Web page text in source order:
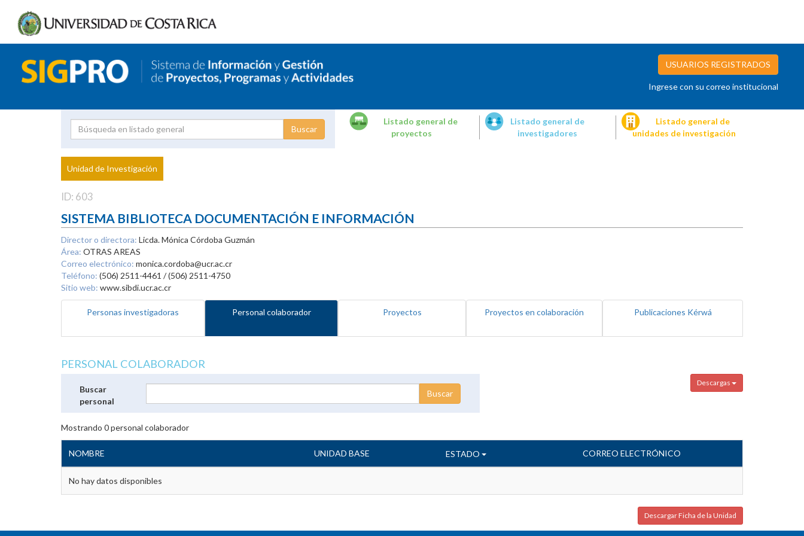
USUARIOS REGISTRADOS
Ingrese con su correo institucional
Proyecto
Investigador
Listado general de
proyectos
Listado general de
investigadores
Listado general de
unidades de investigación
Unidad de Investigación
ID: 603
SISTEMA BIBLIOTECA DOCUMENTACIÓN E INFORMACIÓN
Director o directora: Licda. Mónica Córdoba Guzmán
Área: OTRAS AREAS
Correo electrónico: monica.cordoba@ucr.ac.cr
Teléfono: (506) 2511-4461 / (506) 2511-4750
Sitio web: www.sibdi.ucr.ac.cr
Personas investigadoras Personal colaborador Proyectos Proyectos en colaboración Publicaciones Kérwá
PERSONAL COLABORADOR
Descargas
Buscar
personal
Mostrando 0personal colaborador
NOMBRE UNIDAD BASE ESTADO CORREO ELECTRÓNICO
No hay datos disponibles
Descargar Ficha de la Unidad